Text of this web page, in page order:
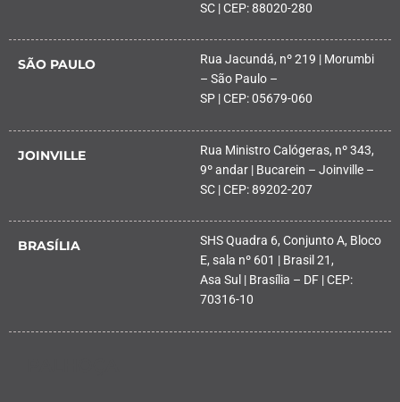
SC | CEP: 88020-280
SÃO PAULO
Rua Jacundá, nº 219 | Morumbi
– São Paulo –
SP | CEP: 05679-060
JOINVILLE
Rua Ministro Calógeras, nº 343,
9º andar | Bucarein – Joinville –
SC | CEP: 89202-207
BRASÍLIA
SHS Quadra 6, Conjunto A, Bloco
E, sala nº 601 | Brasil 21,
Asa Sul | Brasília – DF | CEP:
70316-10